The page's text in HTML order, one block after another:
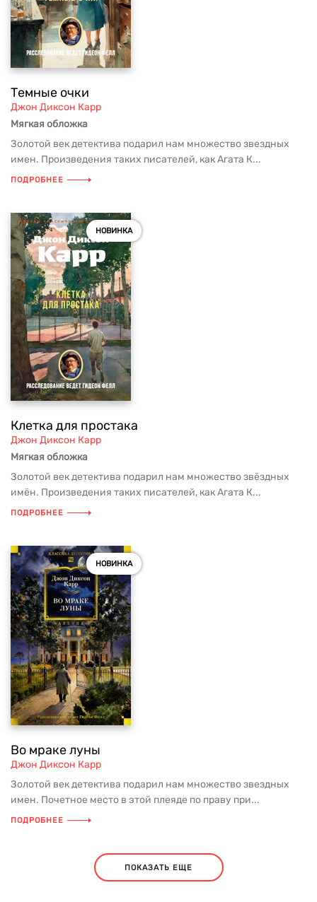
Темные очки
Джон Диксон Карр
Мягкая обложка
Золотой век детектива подарил нам множество звездных
имен. Произведения таких писателей, как Агата К...
ПОДРОБНЕЕ
НОВИНКА
Клетка для простака
Джон Диксон Карр
Мягкая обложка
Золотой век детектива подарил нам множество звёздных
имён. Произведения таких писателей, как Агата К...
ПОДРОБНЕЕ
НОВИНКА
Во мраке луны
Джон Диксон Карр
Золотой век детектива подарил нам множество звездных
имен. Почетное место в этой плеяде по праву при...
ПОДРОБНЕЕ
ПОКАЗАТЬ ЕЩЕ